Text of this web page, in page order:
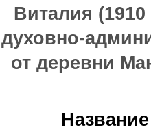
Виталия
духовно-
от деревни